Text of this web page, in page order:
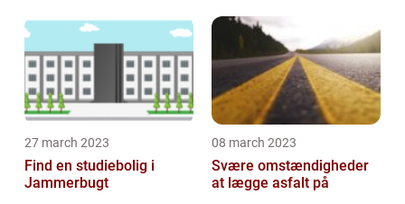
27 march 2023
Find en studiebolig i
Jammerbugt
08 march 2023
Svære omstændigheder
at lægge asfalt på